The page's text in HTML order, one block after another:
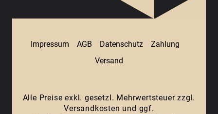
Impressum AGB Datenschutz
Zahlung
Versand
Alle Preise exkl. gesetzl. Mehrwertsteuer zzgl.
Versandkosten und ggf.